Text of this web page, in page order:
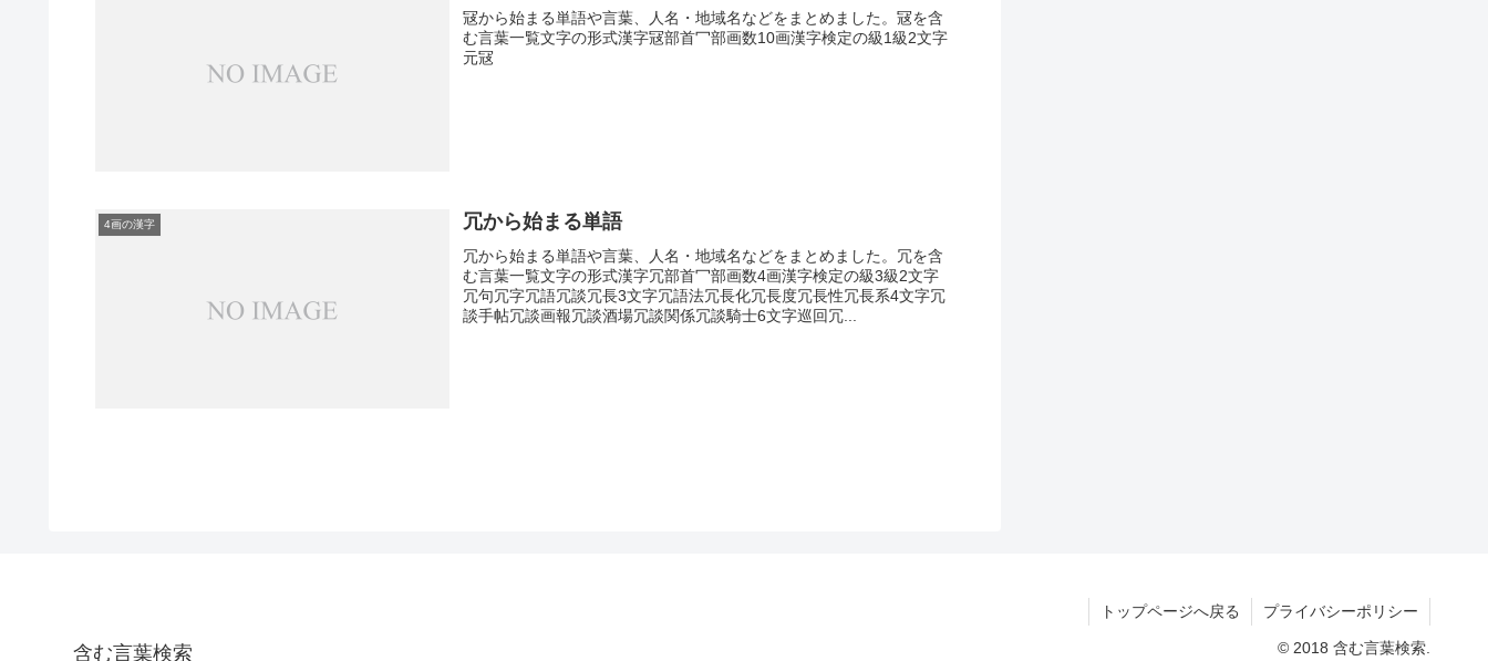
冦から始まる単語や言葉、人名・地域名などをまとめました。冦を含
む言葉一覧文字の形式漢字冦部首冖部画数10画漢字検定の級1級2文字
元冦
4画の漢字 冗から始まる単語
冗から始まる単語や言葉、人名・地域名などをまとめました。冗を含
む言葉一覧文字の形式漢字冗部首冖部画数4画漢字検定の級3級2文字
冗句冗字冗語冗談冗長3文字冗語法冗長化冗長度冗長性冗長系4文字冗
談手帖冗談画報冗談酒場冗談関係冗談騎士6文字巡回冗...
含む言葉検索
トップページへ戻る プライバシーポリシー
© 2018 含む言葉検索.